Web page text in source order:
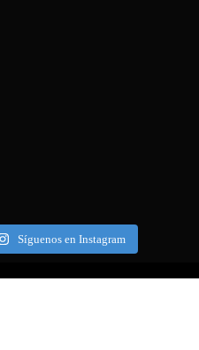
Síguenos en Instagram